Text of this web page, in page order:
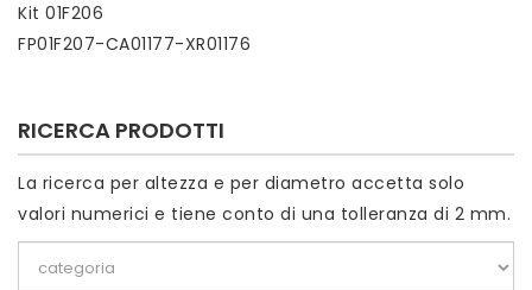
Kit 01F206
FP01F207-CA01177-XR01176
RICERCA PRODOTTI
La ricerca per altezza e per diametro accetta solo
valori numerici e tiene conto di una tolleranza di 2 mm.